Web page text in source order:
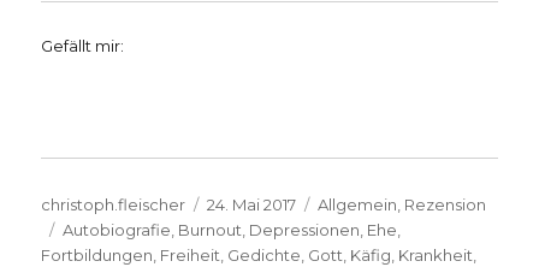
Gefällt mir:
Autor
christoph.fleischer
Veröffentlicht
am
24. Mai 2017 Kategorien
Allgemein Rezension
Schlagwörter
Autobiografie Burnout Depressionen Ehe
Fortbildungen Freiheit Gedichte Gott Käfig Krankheit